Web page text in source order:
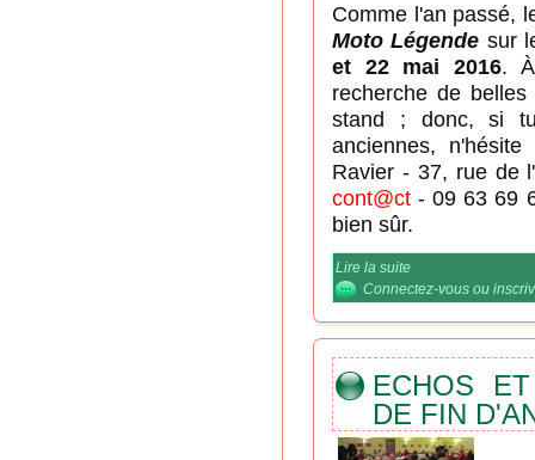
Comme l'an passé,
Moto Légende sur
et 22 mai 2016.
recherche de
stand ; donc, si
anciennes,
Ravier - 37, rue de
cont@ct - 09 63 69
bien sûr.
Lire la suite
Connectez-vous ou
ECHOS
DE FIN